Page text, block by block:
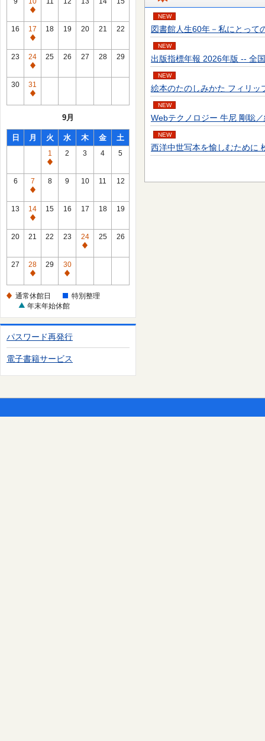
休
館
日
通
常
休
館
日
16
17
通
常
休
館
日
18 19 20 21 22
23
24
通
常
休
館
25 26 27 28 29
30
31
通
館
日
9月
日 月 火 水 木 金 土
1
通
常
館
2 3 4 5
6
7
通
常
休
館
8 9 10 11 12
13
14
通
常
館
日
15 16 17 18 19
20 21 22 23
24
通
館
日
25 26
27
28
通
休
日
29
30
通
休
日
通常休館日
特別整理
年末年始休館
パスワード再発行
電子書籍サービス
NEW
図書館人生60年－私にとっ
NEW
出版指標年報 2026年版 -- 全
NEW
絵本のたのしみかた フィリ
NEW
Webテクノロジー 牛尼 剛聡
NEW
西洋中世写本を愉しむために